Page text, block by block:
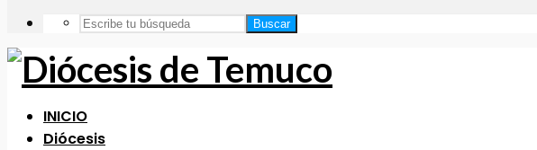
Buscar
INICIO
Diócesis